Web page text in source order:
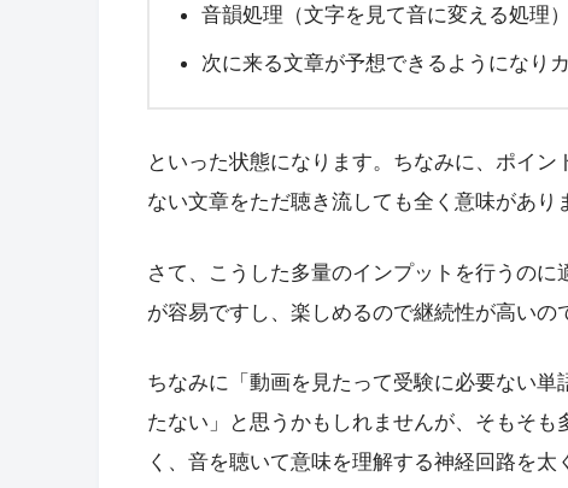
音韻処理（文字を見て音に変える処理
次に来る文章が予想できるようになり
といった状態になります。ちなみに、ポイ
ない文章をただ聴き流しても全く意味があり
さて、こうした多量のインプットを行うの
が容易ですし、楽しめるので継続性が高いの
ちなみに「動画を見たって受験に必要ない
たない」と思うかもしれませんが、そもそ
く、音を聴いて意味を理解する神経回路を